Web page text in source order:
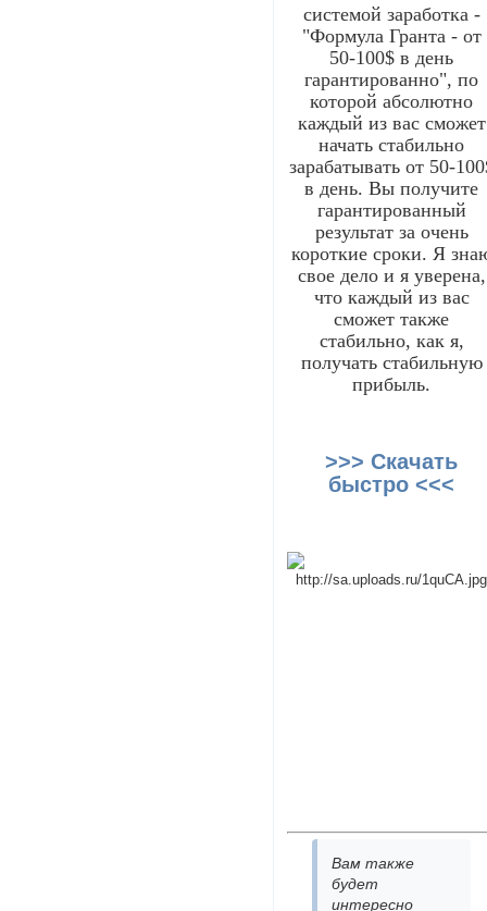
системой заработка -
"Формула Гранта - от
50-100$ в день
гарантированно", по
которой абсолютно
каждый из вас сможет
начать стабильно
зарабатывать от 50-
в день. Вы получите
гарантированный
результат за очень
короткие сроки. Я
свое дело и я уверена,
что каждый из вас
сможет также
стабильно, как я,
получать стабильную
прибыль.
>>> Скачать
быстро <<<
Вам также
будет
интересно